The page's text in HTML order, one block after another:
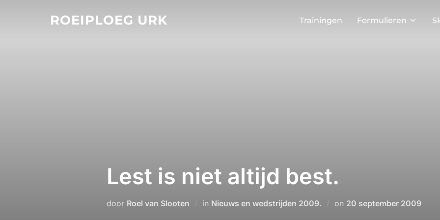
ROEIPLOEG URK Trainingen Formulieren
Lest is niet altijd best.
door Roel van Slooten in Nieuws en wedstrijden 2009. on Geplaatst
20 september 2009